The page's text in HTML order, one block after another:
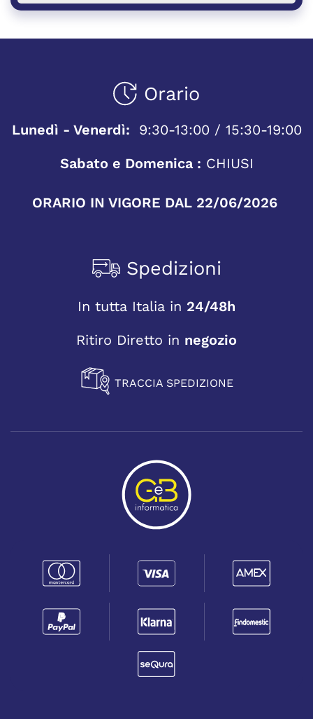
Orario
Lunedì - Venerdì:
9:30-13:00 / 15:30-19:00
Sabato e Domenica : CHIUSI
ORARIO IN VIGORE DAL 22/06/2026
Spedizioni
In tutta Italia in 24/48h
Ritiro Diretto in negozio
TRACCIA SPEDIZIONE